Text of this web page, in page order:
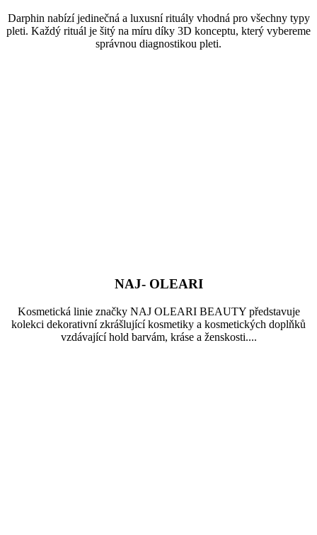
Darphin nabízí jedinečná a luxusní rituály vhodná pro všechny typy
pleti. Každý rituál je šitý na míru díky 3D konceptu, který vybereme
správnou diagnostikou pleti.
NAJ- OLEARI
Kosmetická linie značky NAJ OLEARI BEAUTY představuje
kolekci dekorativní zkrášlující kosmetiky a kosmetických doplňků
vzdávající hold barvám, kráse a ženskosti....